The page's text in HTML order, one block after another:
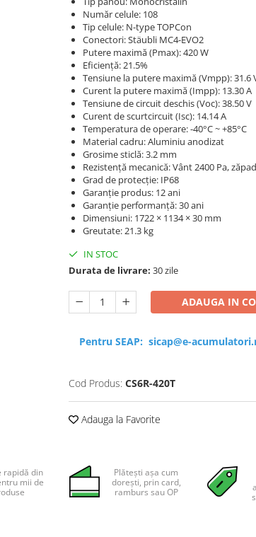
Număr celule: 108
Tip celule: N-type TOPCon
Conectori: Stäubli MC4-EVO2
Putere maximă (Pmax): 420 W
Eficiență: 21.5%
Tensiune la putere maximă (Vmpp): 31.6
Curent la putere maximă (Impp): 13.30 A
Tensiune de circuit deschis (Voc): 38.50 V
Curent de scurtcircuit (Isc): 14.14 A
Temperatura de operare: -40°C ~ +85°C
Material cadru: Aluminiu anodizat
Grosime sticlă: 3.2 mm
Rezistență mecanică: Vânt 2400 Pa,
Grad de protecție: IP68
Garanție produs: 12 ani
Garanție performanță: 30 ani
Dimensiuni: 1722 × 1134 × 30 mm
Greutate: 21.3 kg
IN STOC
Durata de livrare: 30 zile
ADAUGA IN
Pentru SEAP: sicap@e-
Cod Produs: CS6R-420T
Adauga la Favorite
rapidă din
mii de
Plătești așa cum
dorești, prin card,
ramburs sau OP